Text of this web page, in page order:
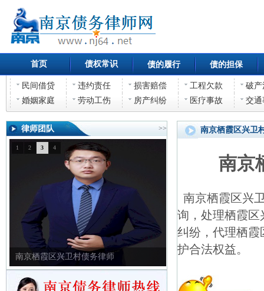
首页 债权常识 债的履行 债的担保
民间借贷 违约责任 损害赔偿 工程欠款
破产
婚姻家庭
劳动工伤 房产纠纷 医疗事故 交通
律师团队 >>
南京栖霞区兴卫村债权债务律师
1 2 3 4
南京栖霞区兴卫
南京
南京栖霞区兴
询，处理栖霞区
纠纷，代理栖霞
护合法权益。